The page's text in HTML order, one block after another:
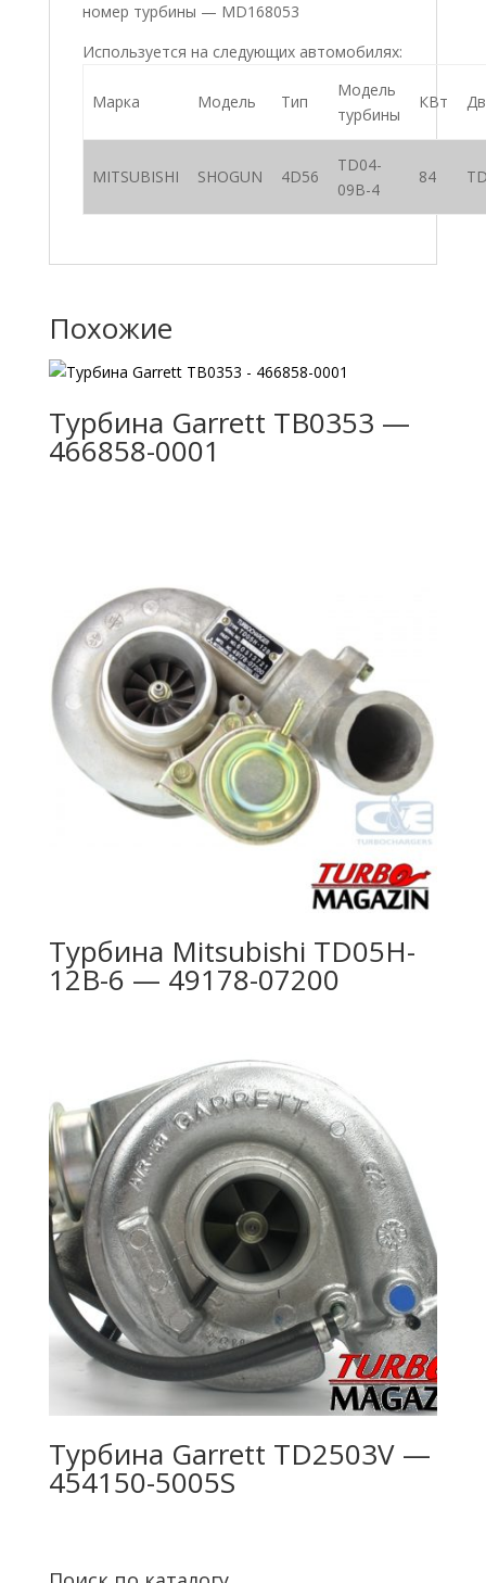
номер турбины — MD168053
Используется на следующих автомобилях:
Марка Модель Тип
Модель
турбины
КВт
MITSUBISHI SHOGUN 4D56
TD04-
09B-4
84
Похожие
Турбина Garrett TB0353 —
466858-0001
Турбина Mitsubishi TD05H-
12B-6 — 49178-07200
Турбина Garrett TD2503V —
454150-5005S